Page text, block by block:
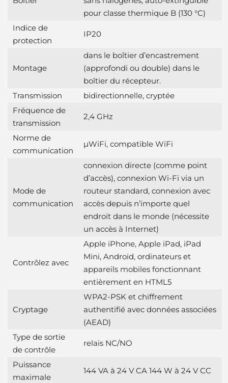
pour classe thermique B (130 °C)
Indice de
protection
IP20
Montage
dans le boîtier d’encastrement
(approfondi ou double) dans le
boîtier du récepteur.
Transmission
bidirectionnelle, cryptée
Fréquence de
transmission
2,4 GHz
Norme de
communication
μWiFi, compatible WiFi
Mode de
communication
connexion directe (comme point
d’accès), connexion Wi-Fi via un
routeur standard, connexion avec
accès depuis n’importe quel
endroit dans le monde (nécessite
un accès à Internet)
Contrôlez avec
Apple iPhone, Apple iPad, iPad
Mini, Android, ordinateurs et
appareils mobiles fonctionnant
entièrement en HTML5
Cryptage
WPA2-PSK et chiffrement
authentifié avec données associées
(AEAD)
Type de sortie
de contrôle
relais NC/NO
Puissance
maximale
144 VA à 24 V CA 144 W à 24 V CC